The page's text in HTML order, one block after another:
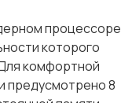
процессоре
которого
комфортной
предусмотрено 8